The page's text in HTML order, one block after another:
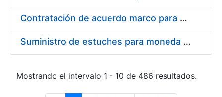
Contratación de acuerdo marco para el Suministro de Material de Electricidad para la Fábrica Nacional de Moneda y Timbre-Real Casa de la Moneda en su centro de trabajo de Burgos
Suministro de estuches para moneda de 30 €
Mostrando el intervalo 1 - 10 de 486 resultados.